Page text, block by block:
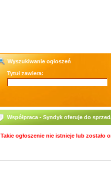
Wyszukiwanie ogłoszeń
Tytuł zawiera:
Współpraca - Syndyk oferuje do
Takie ogłoszenie nie istnieje lub zostało